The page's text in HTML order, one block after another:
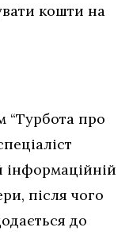
кошти на
“Турбота про
інформаційній
після чого
до